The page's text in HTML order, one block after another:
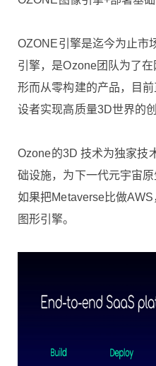
OZONE引擎是迄今为止市
引擎，是Ozone团队为了
形而从零构建的产品，目
设者实现高质量3D世界的
Ozone的3D 技术为独家技
础设施，为下一代元宇宙
如果把Metaverse比做
图形引擎。